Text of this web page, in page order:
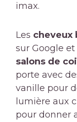
imax.
Les cheveux
sur Google et
salons de
porte avec
vanille pour
lumière aux
pour donner